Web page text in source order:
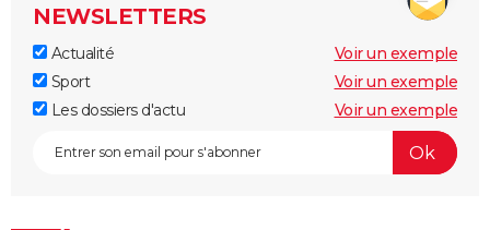
NEWSLETTERS
Actualité
Voir un exemple
Sport
Voir un exemple
Les dossiers d'actu
Voir un exemple